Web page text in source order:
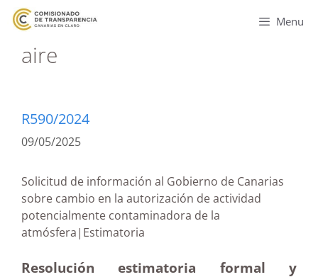
Menu
aire
R590/2024
09/05/2025
Solicitud de información al Gobierno de Canarias
sobre cambio en la autorización de actividad
potencialmente contaminadora de la
atmósfera|Estimatoria
Resolución estimatoria formal y